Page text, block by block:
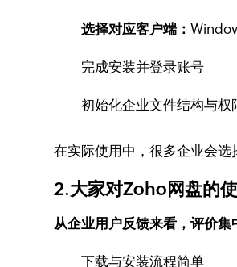
选择对应客户端：
完成安装并登录账号
初始化企业文件结构与权
在实际使用中，很多企业会选
2.大家对Zoho网盘的
从企业用户反馈来看，评价集
下载与安装流程简单